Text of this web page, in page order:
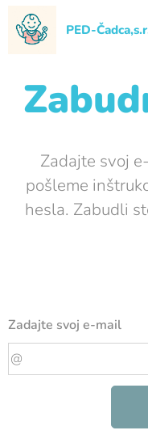
PED-
Zadajte svoj
pošleme
hesla. Zabudli
Zadajte svoj e-mail